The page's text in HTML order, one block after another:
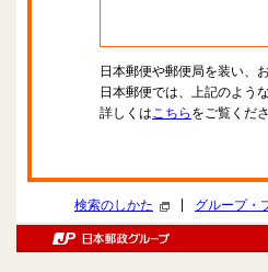
日本郵便や郵便局を装い、
日本郵便では、上記のよう
詳しくはこちら をご覧くださ
検索のしかた グループ・